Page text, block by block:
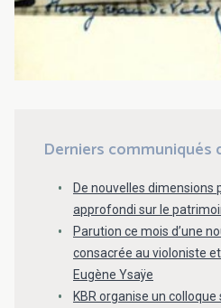
Derniers communiqués
De nouvelles dimensions
approfondi sur le
Parution ce mois d’une
consacrée au violoniste
Eugène Ysaÿe
KBR organise un